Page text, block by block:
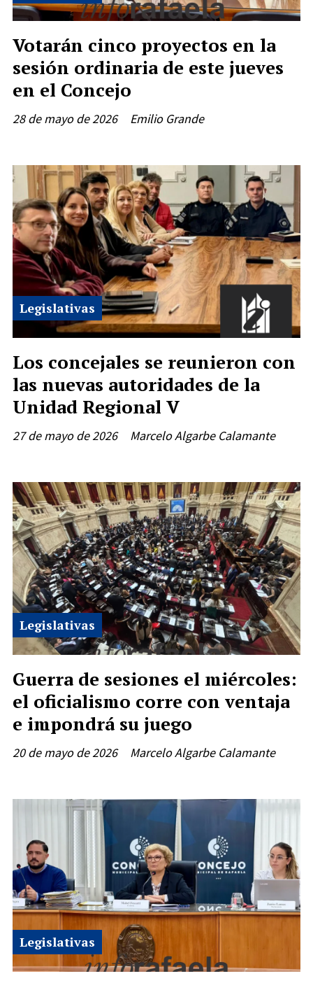
Votarán cinco proyectos en la
sesión ordinaria de este jueves
en el Concejo
Emilio Grande
28 de mayo de 2026
Los concejales se reunieron con
las nuevas autoridades de la
Unidad Regional V
Marcelo Algarbe Calamante
Legislativas
27 de mayo de 2026
Guerra de sesiones el miércoles:
el oficialismo corre con ventaja
e impondrá su juego
Marcelo Algarbe Calamante
Legislativas
20 de mayo de 2026
Legislativas